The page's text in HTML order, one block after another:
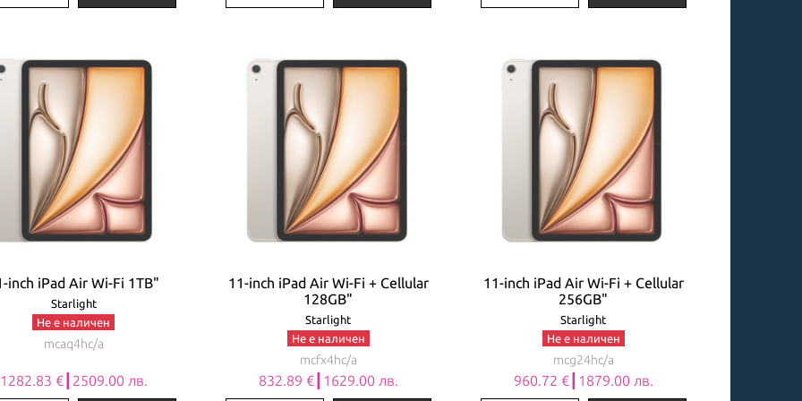
inch iPad Air Wi-Fi 1TB"
Starlight
Не е наличен
mcaq4hc/a
1282.83 €┃2509.00 лв.
11-inch iPad Air Wi-Fi + Cellular
128GB"
Starlight
Не е наличен
mcfx4hc/a
832.89 €┃1629.00 лв.
11-inch iPad Air Wi-Fi + Cellular
256GB"
Starlight
Не е наличен
mcg24hc/a
960.72 €┃1879.00 лв.